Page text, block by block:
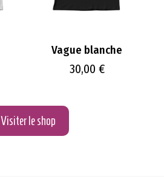
Vague blanche
30,00 €
Visiter le shop